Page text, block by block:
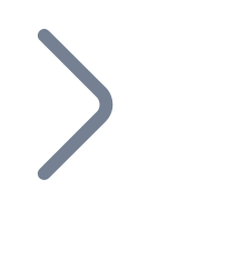
Bitnovo
votre entreprise et
écosystème.
et